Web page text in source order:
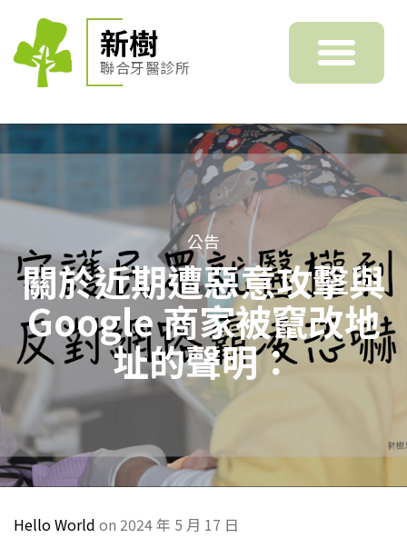
新樹
聯合牙醫診所
公告
關於近期遭惡意攻擊與
Google 商家被竄改地
址的聲明：
Hello World on 2024 年 5 月 17 日